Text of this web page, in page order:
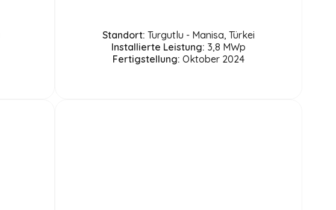
Standort: Turgutlu - Manisa, Türkei
Installierte Leistung: 3,8 MWp
Fertigstellung: Oktober 2024